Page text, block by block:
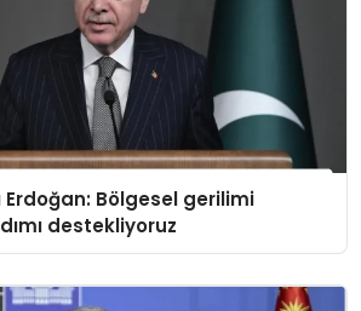
Erdoğan: Bölgesel gerilimi
destekliyoruz